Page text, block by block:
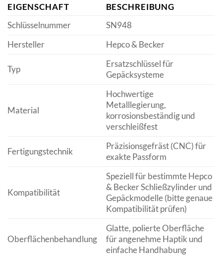
EIGENSCHAFT
BESCHREIBUNG
Schlüsselnummer
SN948
Hersteller
Hepco & Becker
Typ
Ersatzschlüssel für
Gepäcksysteme
Material
Hochwertige
Metalllegierung,
korrosionsbeständig und
verschleißfest
Fertigungstechnik
Präzisionsgefräst (CNC) für
exakte Passform
Kompatibilität
Speziell für bestimmte Hepco
& Becker Schließzylinder und
Gepäckmodelle (bitte genaue
Kompatibilität prüfen)
Oberflächenbehandlung
Glatte, polierte Oberfläche
für angenehme Haptik und
einfache Handhabung